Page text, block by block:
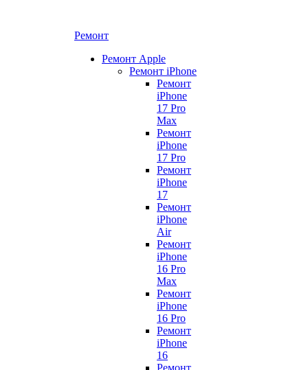
Ремонт
Ремонт Apple
Ремонт iPhone
Ремонт
iPhone
17 Pro
Max
Ремонт
iPhone
17 Pro
Ремонт
iPhone
17
Ремонт
iPhone
Air
Ремонт
iPhone
16 Pro
Max
Ремонт
iPhone
16 Pro
Ремонт
iPhone
16
Ремонт